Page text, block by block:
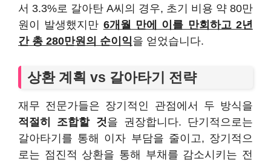
서 3.3%로 갈아탄 A씨의 경우, 초기 비용 약 80만
원이 발생했지만 6개월 만에 이를 만회하고 2년
간 총 280만원의 순이익을 얻었습니다.
상환 계획 vs 갈아타기 전략
재무 전문가들은 장기적인 관점에서 두 방식을
적절히 조합할 것을 권장합니다. 단기적으로는
갈아타기를 통해 이자 부담을 줄이고, 장기적으
로는 점진적 상환을 통해 부채를 감소시키는 전